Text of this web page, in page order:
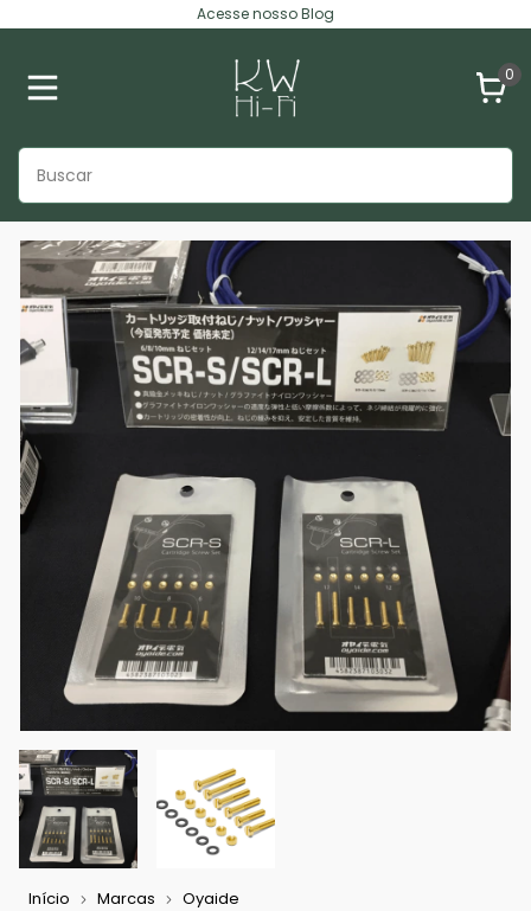
Acesse nosso Blog
0
Início Marcas Oyaide